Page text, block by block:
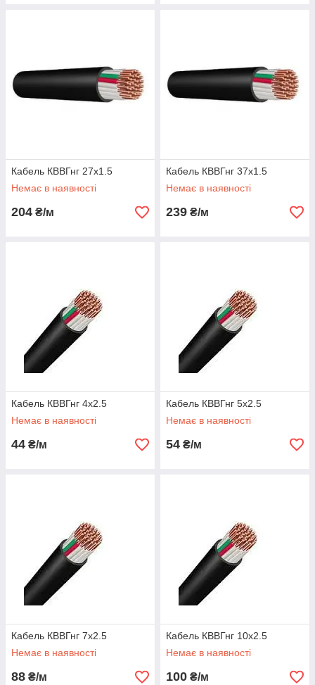
Кабель КВВГнг 27х1.5
Немає в наявності
204 ₴/м
Кабель КВВГнг 37х1.5
Немає в наявності
239 ₴/м
Кабель КВВГнг 4х2.5
Немає в наявності
44 ₴/м
Кабель КВВГнг 5х2.5
Немає в наявності
54 ₴/м
Кабель КВВГнг 7х2.5
Немає в наявності
88 ₴/м
Кабель КВВГнг 10х2.5
Немає в наявності
100 ₴/м